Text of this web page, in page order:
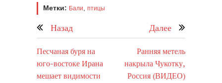
Метки: Бали птицы
Назад Далее
Песчаная буря на
юго-востоке Ирана
мешает видимости
Ранняя метель
накрыла Чукотку,
Россия (ВИДЕО)